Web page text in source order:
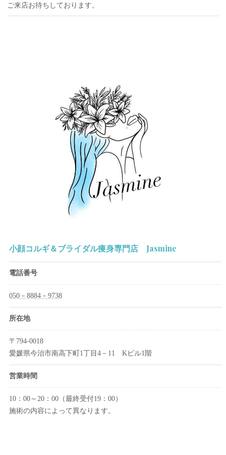
ご来店お待ちしております。
小顔コルギ＆ブライダル痩身専門店 Jasmine
電話番号
050－8884－9738
所在地
〒794-0018
愛媛県今治市南高下町1丁目4－11 Kビル1階
営業時間
10：00～20：00（最終受付19：00）
施術の内容によって異なります。